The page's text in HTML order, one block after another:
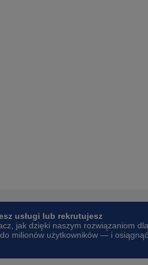
usługi lub rekrutujesz
jak dzięki naszym rozwiązaniom dla
milionów użytkowników — i osiągnąć